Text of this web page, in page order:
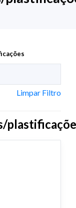
Limpar Filtro